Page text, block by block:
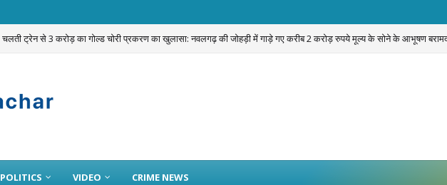
चलती ट्रेन से 3 करोड़ का गोल्ड चोरी प्रकरण का खुलासा: नवलगढ़ की जोहड़ी में गाड़े गए करीब 2 करोड़ रुपये मूल्य के सोने के आभूषण
POLITICS VIDEO CRIME NEWS